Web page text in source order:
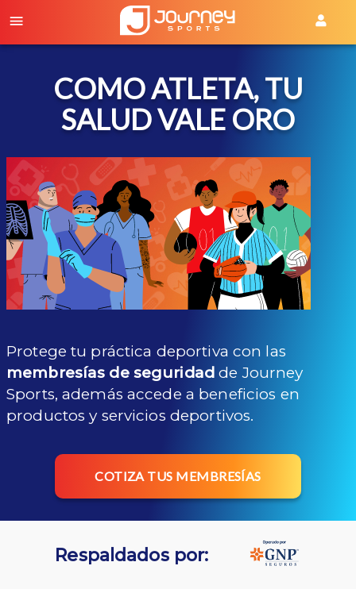
COMO ATLETA, TU
SALUD VALE ORO
Protege tu práctica deportiva con las
membresías de seguridad de Journey
Sports, además accede a beneficios en
productos y servicios deportivos.
COTIZA TUS MEMBRESÍAS
Respaldados por: